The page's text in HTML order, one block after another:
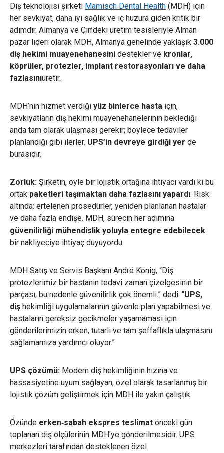
Diş teknolojisi şirketi Mamisch Dental Health (MDH) için
her sevkiyat, daha iyi sağlık ve iç huzura giden kritik bir
adımdır. Almanya ve Çin’deki üretim tesisleriyle Alman
pazar lideri olarak MDH, Almanya genelinde yaklaşık 3.000
diş hekimi muayenehanesini destekler ve kronlar,
köprüler, protezler, implant restorasyonları ve daha
fazlasınıüretir.
MDH’nin hizmet verdiği yüz binlerce hasta için,
sevkiyatların diş hekimi muayenehanelerinin beklediği
anda tam olarak ulaşması gerekir; böylece tedaviler
planlandığı gibi ilerler. UPS’in devreye girdiği yer de
burasıdır.
Zorluk: Şirketin, öyle bir lojistik ortağına ihtiyacı vardı ki bu
ortak paketleri taşımaktan daha fazlasını yapardı. Risk
altında: ertelenen prosedürler, yeniden planlanan hastalar
ve daha fazla endişe. MDH, sürecin her adımına
güvenilirliği mühendislik yoluyla entegre edebilecek
bir nakliyeciye ihtiyaç duyuyordu.
MDH Satış ve Servis Başkanı André König, “Diş
protezlerimiz bir hastanın tedavi zaman çizelgesinin bir
parçası, bu nedenle güvenilirlik çok önemli.” dedi. “UPS,
diş hekimliği uygulamalarının güvenle plan yapabilmesi ve
hastaların gereksiz gecikmeler yaşamaması için
gönderilerimizin erken, tutarlı ve tam şeffaflıkla ulaşmasını
sağlamamıza yardımcı oluyor.”
UPS çözümü: Modern diş hekimliğinin hızına ve
hassasiyetine uyum sağlayan, özel olarak tasarlanmış bir
lojistik çözüm geliştirmek için MDH ile yakın çalıştık.
Özünde erken‑sabah ekspres teslimat önceki gün
toplanan diş ölçülerinin MDH'ye gönderilmesidir. UPS
merkezleri tarafından desteklenen özel